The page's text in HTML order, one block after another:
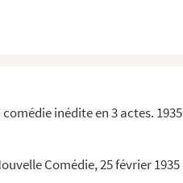
inédite en 3 actes. 1935
Comédie, 25 février 1935